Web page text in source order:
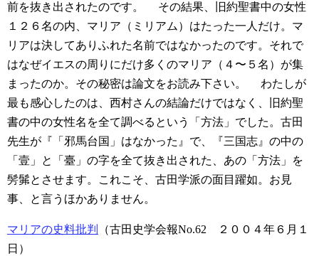
前を抜き出されたのです。
その結果、旧約聖書中の女性
１２６名の内、マリア（ミリアム）はたった一人だけ。マ
リアは決してありふれた名前ではなかったのです。それで
はなぜイエスの周りにだけ多くのマリア（４〜５名）が集
まったのか。その秘密は論文をお読み下さい。
わたしが
最も感心したのは、西村さんの結論だけではなく、旧約聖
書の中の女性名を全て調べるという「方法」でした。古田
先生が『「邪馬台国」はなかった』で、『三国志』の中の
「壹」と「臺」の字を全て抜き出された、あの「方法」を
髣髴とさせます。これこそ、古田学派の面目躍如。お見
事、と言うほかありません。
マリアの史料批判
（古田史学会報No.62 ２００４年６月１
日）